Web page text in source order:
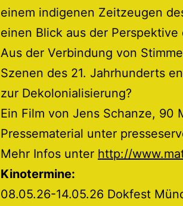
einem indigenen Zeitzeugen
einen Blick aus der
Aus der Verbindung von
Szenen des 21. Jahrhunderts
zur Dekolonialisierung?
Ein Film von Jens Schanze, 90
Pressematerial unter
Mehr Infos unter http://
Kinotermine:
08.05.26-14.05.26 Dokfest